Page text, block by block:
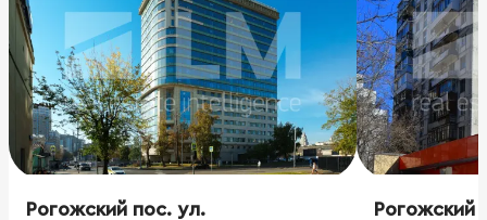
Рогожский пос. ул. Рогожский